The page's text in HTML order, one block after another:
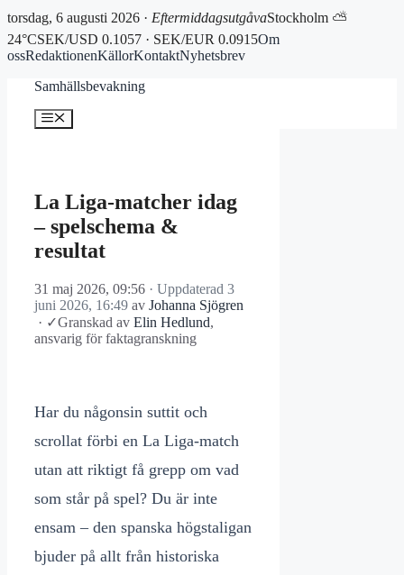
torsdag, 6 augusti 2026 · EftermiddagsutgåvaStockholm ⛅
24°CSEK/USD 0.1057 · SEK/EUR 0.0915Om
ossRedaktionenKällorKontaktNyhetsbrev
Samhällsbevakning
Meny
La Liga-matcher idag
– spelschema &
resultat
31 maj 2026, 09:56 · Uppdaterad 3
juni 2026, 16:49 av Johanna Sjögren
· ✓Granskad av Elin Hedlund,
ansvarig för faktagranskning
Har du någonsin suttit och
scrollat förbi en La Liga-match
utan att riktigt få grepp om vad
som står på spel? Du är inte
ensam – den spanska högstaligan
bjuder på allt från historiska